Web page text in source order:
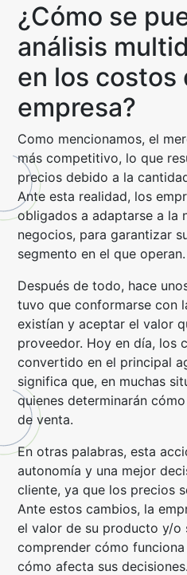
¿Cómo se
análisis
en los costos
empresa?
Como mencionamos, el
más competitivo, lo que
precios debido a la
Ante esta realidad, los
obligados a adaptarse a la
negocios, para garantizar
segmento en el que operan.
Después de todo, hace
tuvo que conformarse con
existían y aceptar el valor
proveedor. Hoy en día, los
convertido en el principal
significa que, en muchas
quienes determinarán
de venta.
En otras palabras, esta
autonomía y una mejor
cliente, ya que los precios
Ante estos cambios, la
el valor de su producto y/o
comprender cómo
cómo afecta sus decisiones.